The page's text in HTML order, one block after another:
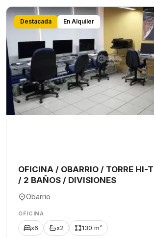
Destacada En Alquiler
OFICINA / OBARRIO / TORRE HI-
/ 2 BAÑOS / DIVISIONES
Obarrio
OFICINA
x6 x2 130 m²